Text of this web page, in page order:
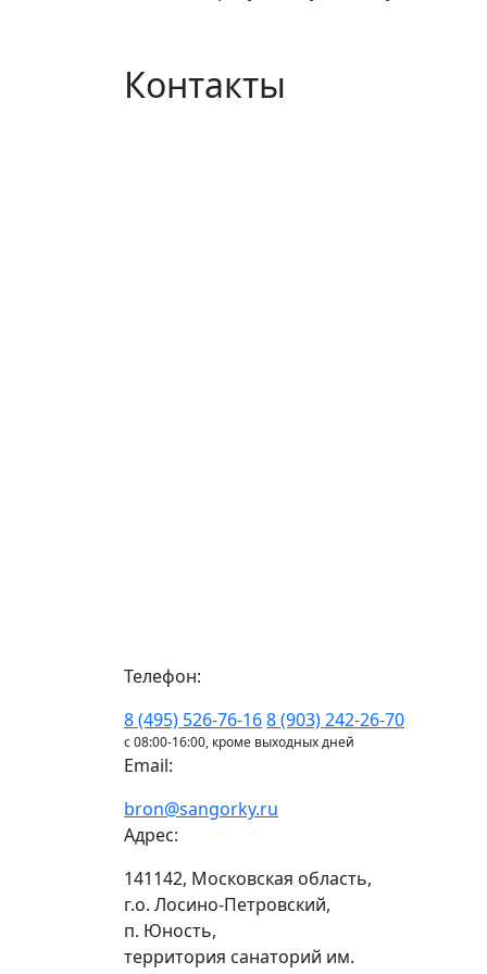
Контакты
Телефон:
8 (495) 526-76-168 (903) 242-26-70
с 08:00-16:00, кроме выходных дней
Email:
bron@sangorky.ru
Адрес:
141142, Московская область,
г.о. Лосино-Петровский,
п. Юность,
территория санаторий им.